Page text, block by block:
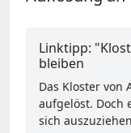
Linktipp:
bleiben
Das Kloster von
aufgelöst. Doch
sich